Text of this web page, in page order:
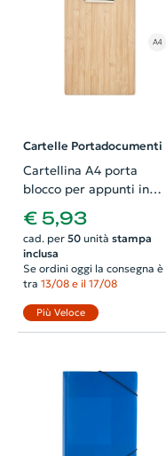
Cartelle Portadocumenti
Cartellina A4 porta
blocco per appunti in
bambù 32.7x22.4x0.4 CM
€ 5,93
cad. per 50unità stampa
inclusa
Se ordini oggi la consegna è
tra 13/08 e il 17/08
Più Veloce